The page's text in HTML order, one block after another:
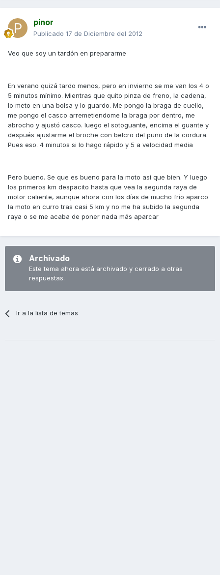
pinor
Publicado 17 de Diciembre del 2012
Veo que soy un tardón en prepararme
En verano quizá tardo menos, pero en invierno se me van los 4 o
5 minutos mínimo. Mientras que quito pinza de freno, la cadena,
lo meto en una bolsa y lo guardo. Me pongo la braga de cuello,
me pongo el casco arremetiendome la braga por dentro, me
abrocho y ajustó casco. luego el sotoguante, encima el guante y
después ajustarme el broche con belcro del puño de la cordura.
Pues eso. 4 minutos si lo hago rápido y 5 a velocidad media
Pero bueno. Se que es bueno para la moto así que bien. Y luego
los primeros km despacito hasta que vea la segunda raya de
motor caliente, aunque ahora con los días de mucho frío aparco
la moto en curro tras casi 5 km y no me ha subido la segunda
raya o se me acaba de poner nada más aparcar
Archivado
Este tema ahora está archivado y cerrado a otras
respuestas.
Ir a la lista de temas